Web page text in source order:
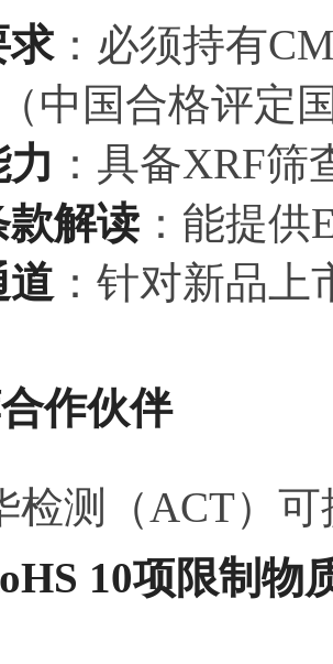
求：必须持有
中国合格评定
：具备XRF
解读 ：能提
道 ：针对新品
作伙伴
检测（ACT）可
10项限制物